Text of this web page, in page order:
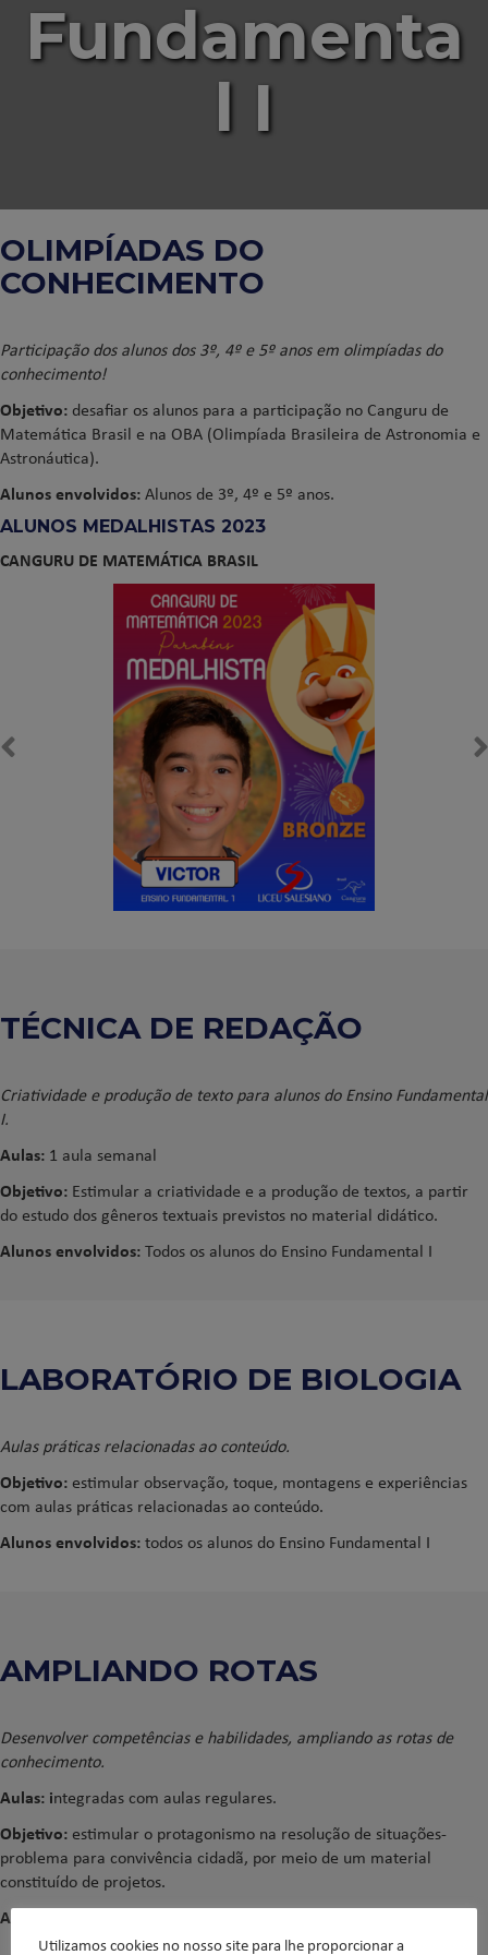
Fundamenta
l I
OLIMPÍADAS DO
CONHECIMENTO
Participação dos alunos dos 3º, 4º e 5º anos em olimpíadas do
conhecimento!
Objetivo: desafiar os alunos para a participação no Canguru de
Matemática Brasil e na OBA (Olimpíada Brasileira de Astronomia e
Astronáutica).
Alunos envolvidos:Alunos de 3º, 4º e 5º anos.
ALUNOS MEDALHISTAS 2023
CANGURU DE MATEMÁTICA BRASIL
TÉCNICA DE REDAÇÃO
Criatividade e produção de textopara alunos doEnsino Fundamental
I.
Aulas: 1 aula semanal
Objetivo: Estimular a criatividade e a produção de textos, a partir
do estudo dos gênerostextuais previstos no material didático.
Alunos envolvidos:Todos os alunos do Ensino Fundamental I
LABORATÓRIO DE BIOLOGIA
Aulas práticas relacionadas ao conteúdo.
Objetivo: estimularobservação, toque, montagens e experiências
com aulas práticas relacionadas ao conteúdo.
Alunos envolvidos:todos os alunos do Ensino Fundamental I
AMPLIANDO ROTAS
Desenvolver competências e habilidades, ampliando as rotas de
conhecimento.
Aulas: integradas com aulas regulares.
Objetivo: estimular o protagonismo na resolução de situações-
problema para convivência cidadã, por meio de um material
constituído de projetos.
Alunos envolvidos:
Utilizamos cookies no nosso site para lhe proporcionar a